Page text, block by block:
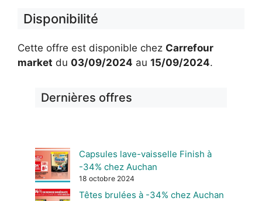
Disponibilité
Cette offre est disponible chez Carrefour
market du 03/09/2024 au 15/09/2024.
Dernières offres
Capsules lave-vaisselle Finish à
-34% chez Auchan
18 octobre 2024
Têtes brulées à -34% chez Auchan